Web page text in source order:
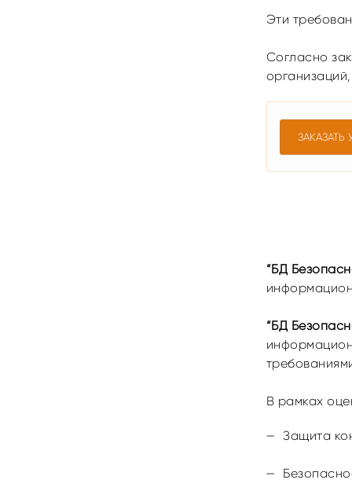
Эти
Согласно
ЗАКАЗАТЬ
“БД
“БД
В рамках
Защита